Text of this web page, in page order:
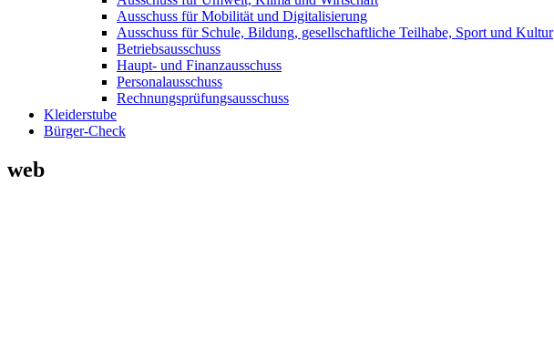
Ausschuss für Mobilität und Digitalisierung
Ausschuss für Schule, Bildung, gesellschaftliche Teilhabe, Sport und Kultur
Betriebsausschuss
Haupt- und Finanzausschuss
Personalausschuss
Rechnungsprüfungsausschuss
Kleiderstube
Bürger-Check
web